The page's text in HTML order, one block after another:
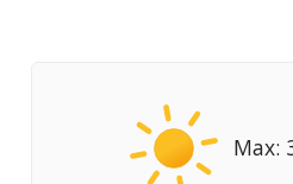
Max: